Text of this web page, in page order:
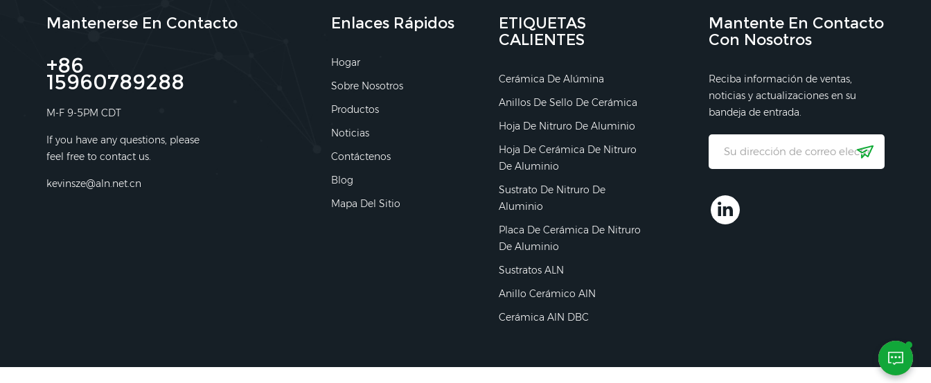
Mantenerse En Contacto
+86
15960789288
M-F 9-5PM CDT
If you have any questions, please
feel free to contact us.
kevinsze@aln.net.cn
Enlaces Rápidos
Hogar
Sobre Nosotros
Productos
Noticias
Contáctenos
Blog
Mapa Del Sitio
ETIQUETAS
CALIENTES
Cerámica De Alúmina
Anillos De Sello De Cerámica
Hoja De Nitruro De Aluminio
Hoja De Cerámica De Nitruro
De Aluminio
Sustrato De Nitruro De
Aluminio
Placa De Cerámica De Nitruro
De Aluminio
Sustratos ALN
Anillo Cerámico AlN
Cerámica AlN DBC
Mantente En Contacto
Con Nosotros
Reciba información de ventas,
noticias y actualizaciones en su
bandeja de entrada.